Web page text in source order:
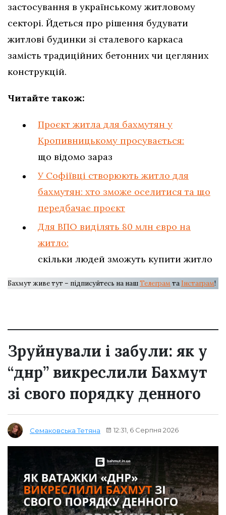
застосування в українському житловому
секторі. Йдеться про рішення будувати
житлові будинки зі сталевого каркаса
замість традиційних бетонних чи цегляних
конструкцій.
Читайте також:
Проєкт житла для бахмутян у
Кропивницькому просувається:
що відомо зараз
У Софіївці створюють житло для
бахмутян: хто зможе оселитися та що
передбачає проєкт
Для ВПО виділять 80 млн євро на
житло:
скільки людей зможуть купити житло
Бахмут живе тут – підписуйтесь на нашТелеграм та Інстаграм!
Зруйнували і забули: як у
“днр” викреслили Бахмут
зі свого порядку денного
Семаковська Тетяна 12:31, 6 Серпня 2026